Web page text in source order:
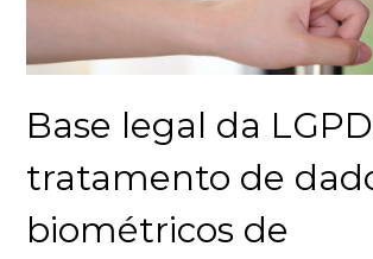
Base legal da
tratamento de
biométricos de